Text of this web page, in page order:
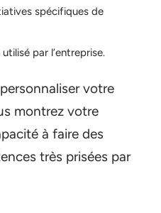
spécifiques de
par l’entreprise.
votre
montrez votre
à faire des
très prisées par